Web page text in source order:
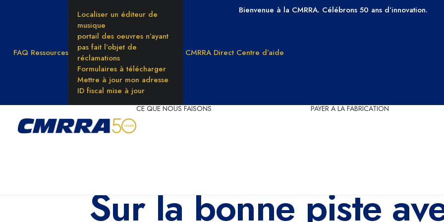
Bienvenue à la CMRRA. Célébrons 50 ans d’innovation.
FAQ Ressources
Localiser un éditeur de
musique
portail des oeuvres n’ayant
pas fait l’objet de
réclamations
Formulaires à télécharger
Mettre à jour mon adresse
ID fiscal mise à jour
CMRRA Direct Centre d’aide
CE QUE NOUS FAISONS PAYER À LA FABRICATION
Sur la bonne piste